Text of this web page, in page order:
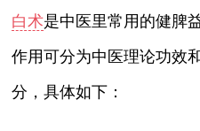
白术是中医里常用的健脾
作用可分为中医理论功效
分，具体如下：